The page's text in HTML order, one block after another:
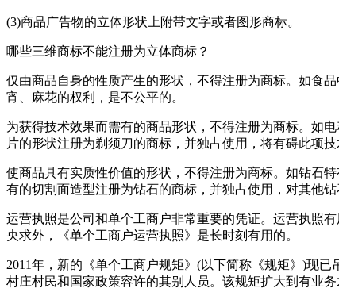
(3)商品广告物的立体形状上附带文字或者图形商标。
哪些三维商标不能注册为立体商标？
仅由商品自身的性质产生的形状，不得注册为商标。如食
宵、麻花的权利，是不公平的。
为获得技术效果而需有的商品形状，不得注册为商标。如
片的形状注册为剃须刀的商标，并独占使用，将有碍此项技
使商品具有实质性价值的形状，不得注册为商标。如钻石
有的切割面造型注册为钻石的商标，并独占使用，对其他钻
运营执照是公司和单个工商户非常重要的凭证。运营执照
央求外，《单个工商户运营执照》是长时刻有用的。
2011年，新的《单个工商户规矩》(以下简称《规矩》)现
村庄村民和国家政策容许的其别人员。该规矩扩大到有业务